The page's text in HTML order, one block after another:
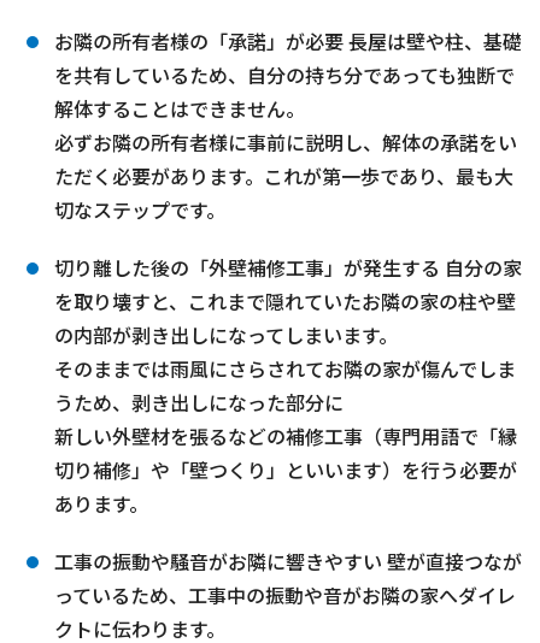
お隣の所有者様の「承諾」が必要 長屋は壁や柱、基礎
を共有しているため、自分の持ち分であっても独断で
解体することはできません。
必ずお隣の所有者様に事前に説明し、解体の承諾をい
ただく必要があります。これが第一歩であり、最も大
切なステップです。
切り離した後の「外壁補修工事」が発生する 自分の家
を取り壊すと、これまで隠れていたお隣の家の柱や壁
の内部が剥き出しになってしまいます。
そのままでは雨風にさらされてお隣の家が傷んでしま
うため、剥き出しになった部分に
新しい外壁材を張るなどの補修工事（専門用語で「縁
切り補修」や「壁つくり」といいます）を行う必要が
あります。
工事の振動や騒音がお隣に響きやすい 壁が直接つなが
っているため、工事中の振動や音がお隣の家へダイレ
クトに伝わります。